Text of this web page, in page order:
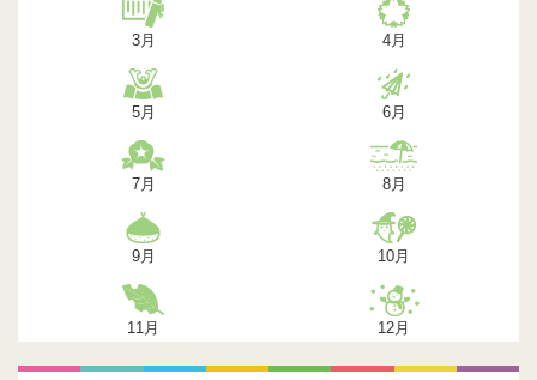
3月 4月
5月 6月
7月 8月
9月 10月
11月 12月